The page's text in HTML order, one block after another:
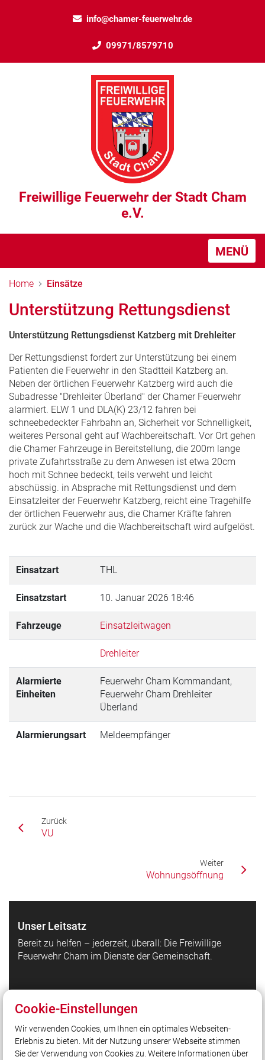
info@chamer-feuerwehr.de
09971/8579710
Freiwillige Feuerwehr der Stadt Cham
e.V.
MENÜ
Home Einsätze
Unterstützung Rettungsdienst
Unterstützung Rettungsdienst Katzberg mit Drehleiter
Der Rettungsdienst fordert zur Unterstützung bei einem
Patienten die Feuerwehr in den Stadtteil Katzberg an.
Neben der örtlichen Feuerwehr Katzberg wird auch die
Subadresse "Drehleiter Überland" der Chamer Feuerwehr
alarmiert. ELW 1 und DLA(K) 23/12 fahren bei
schneebedeckter Fahrbahn an, Sicherheit vor Schnelligkeit,
weiteres Personal geht auf Wachbereitschaft. Vor Ort gehen
die Chamer Fahrzeuge in Bereitstellung, die 200m lange
private Zufahrtsstraße zu dem Anwesen ist etwa 20cm
hoch mit Schnee bedeckt, teils verweht und leicht
abschüssig. in Absprache mit Rettungsdienst und dem
Einsatzleiter der Feuerwehr Katzberg, reicht eine Tragehilfe
der örtlichen Feuerwehr aus, die Chamer Kräfte fahren
zurück zur Wache und die Wachbereitschaft wird aufgelöst.
Einsatzart THL
Einsatzstart 10. Januar 2026 18:46
Fahrzeuge Einsatzleitwagen
Drehleiter
Alarmierte
Einheiten
Feuerwehr Cham Kommandant,
Feuerwehr Cham Drehleiter
Überland
Alarmierungsart Meldeempfänger
Zurück
VU
Weiter
Wohnungsöffnung
Unser Leitsatz
Bereit zu helfen – jederzeit, überall: Die Freiwillige
Feuerwehr Cham im Dienste der Gemeinschaft.
Einsätze
Feuerwachen
Fahrzeuge
Cookie-Einstellungen
Wir verwenden Cookies, um Ihnen ein optimales Webseiten-
Erlebnis zu bieten. Mit der Nutzung unserer Webseite stimmen
Sie der Verwendung von Cookies zu. Weitere Informationen über